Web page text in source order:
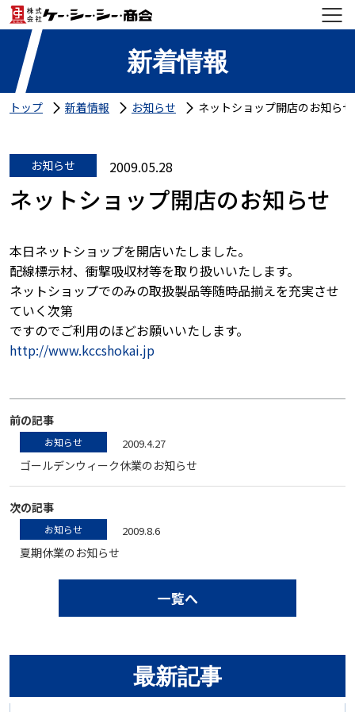
新着情報
トップ 新着情報 お知らせ ネットショップ開店のお知らせ
お知らせ 2009.05.28
ネットショップ開店のお知らせ
本日ネットショップを開店いたしました。
配線標示材、衝撃吸収材等を取り扱いいたします。
ネットショップでのみの取扱製品等随時品揃えを充実させ
ていく次第
ですのでご利用のほどお願いいたします。
http://www.kccshokai.jp
前の記事
お知らせ 2009.4.27
ゴールデンウィーク休業のお知らせ
次の記事
お知らせ 2009.8.6
夏期休業のお知らせ
一覧へ
最新記事